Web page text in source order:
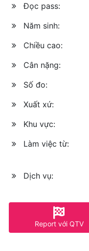
Đọc pass:
Năm sinh:
Chiều cao:
Cân nặng:
Số đo:
Xuất xứ:
Khu vực:
Làm việc từ:
Dịch vụ:
Report với QTV